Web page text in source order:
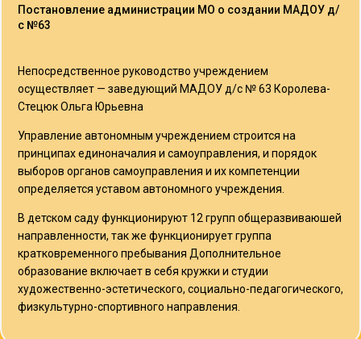
Постановление администрации МО о создании МАДОУ д/
с №63
Непосредственное руководство учреждением
осуществляет — заведующий МАДОУ д/с № 63 Королева-
Стецюк Ольга Юрьевна
Управление автономным учреждением строится на
принципах единоначалия и самоуправления, и порядок
выборов органов самоуправления и их компетенции
определяется уставом автономного учреждения.
В детском саду функционируют 12 групп общеразвиваюшей
направленности, так же функционирует группа
кратковременного пребывания Дополнительное
образование включает в себя кружки и студии
художественно-эстетического, социально-педагогического,
физкультурно-спортивного направления.